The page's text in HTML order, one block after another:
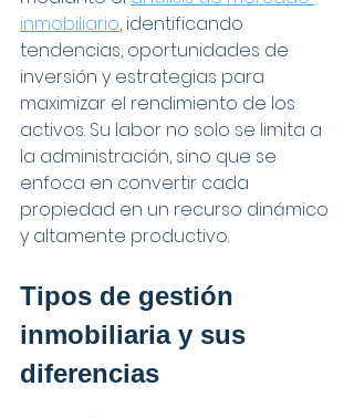
inmobiliario, identificando
tendencias, oportunidades de
inversión y estrategias para
maximizar el rendimiento de los
activos. Su labor no solo se limita a
la administración, sino que se
enfoca en convertir cada
propiedad en un recurso dinámico
y altamente productivo.
Tipos de gestión
inmobiliaria y sus
diferencias